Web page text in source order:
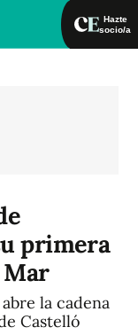
Hazte
socio/a
primera
Mar
la cadena
Castelló